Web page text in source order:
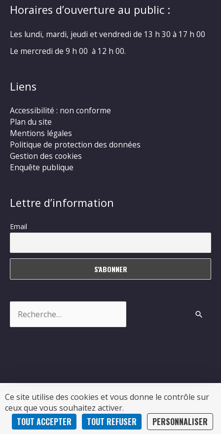
Ce site utilise des cookies et vous donne le contrôle sur
ceux que vous souhaitez activer.
TOUT ACCEPTER TOUT REFUSER PERSONNALISER
Horaires d’ouverture au public :
Les lundi, mardi, jeudi et vendredi de 13 h 30 à 17 h 00
Le mercredi de 9 h 00 à 12 h 00.
Liens
Accessibilité : non conforme
Plan du site
Mentions légales
Politique de protection des données
Gestion des cookies
Enquête publique
Lettre d’information
Email
Copyright © 2026Sablonceaux| Propulsé par Soluris